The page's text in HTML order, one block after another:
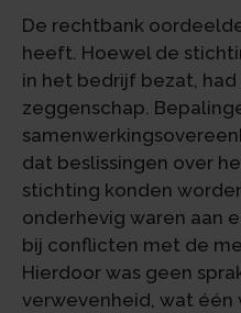
De rechtbank
heeft. Hoewel de
in het bedrijf bezat,
zeggenschap.
dat beslissingen over
stichting konden
onderhevig waren aan
bij conflicten met de
Hierdoor was geen
verwevenheid, wat één